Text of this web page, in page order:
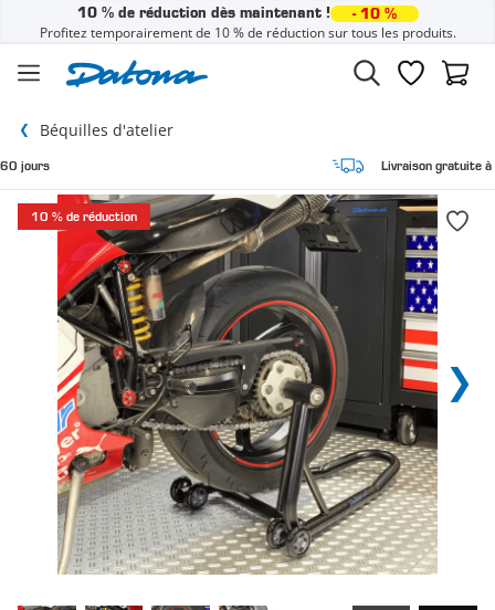
10 % de réduction dès maintenant ! - 10 %
Profitez temporairement de 10 % de réduction sur tous les produits.
Liste dePanier
Béquilles d'atelier
Livraison gratuite à domicile
10 % de réduction